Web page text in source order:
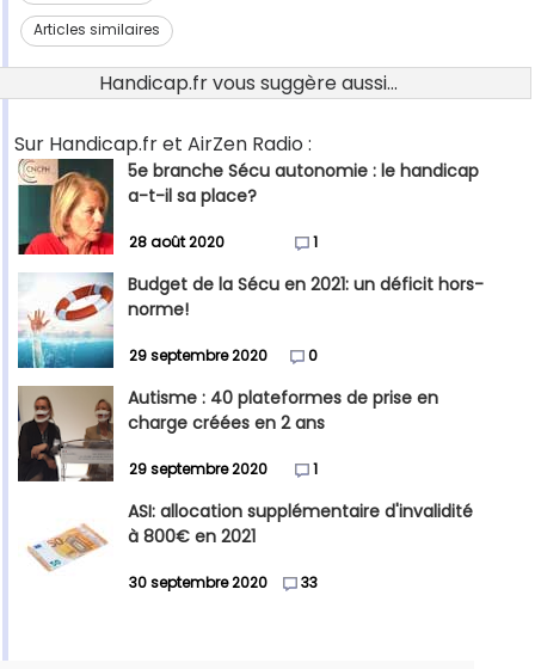
Articles similaires
Handicap.fr vous suggère aussi...
Sur Handicap.fr et AirZen Radio :
5e branche Sécu autonomie : le handicap
a-t-il sa place?
28 août 2020 1
Budget de la Sécu en 2021: un déficit hors-
norme!
29 septembre 2020 0
Autisme : 40 plateformes de prise en
charge créées en 2 ans
29 septembre 2020 1
ASI: allocation supplémentaire d'invalidité
à 800€ en 2021
30 septembre 2020 33